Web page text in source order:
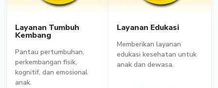
Layanan Tumbuh
Kembang
Pantau pertumbuhan,
perkembangan fisik,
kognitif, dan emosional
anak.
Layanan Edukasi
Memberikan layanan
edukasi kesehatan untuk
anak dan dewasa.